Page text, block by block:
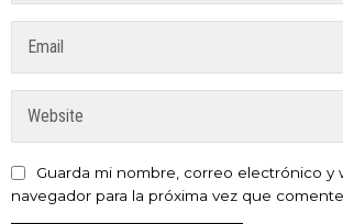
Guarda mi nombre, correo electrónico y
navegador para la próxima vez que comente.